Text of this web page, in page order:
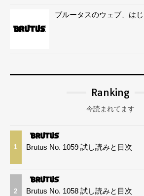
ブルータスのウェブ、はじ
Ranking
今読まれてます
1 Brutus No. 1059 試し読みと目次
2 Brutus No. 1058 試し読みと目次